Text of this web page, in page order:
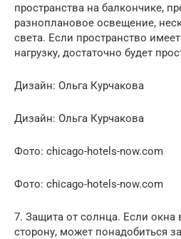
пространства на балкончике,
разноплановое освещение,
света. Если пространство
нагрузку, достаточно будет
Дизайн: Ольга Курчакова
Дизайн: Ольга Курчакова
Фото: chicago-hotels-now.com
Фото: chicago-hotels-now.com
7. Защита от солнца. Если окна
сторону, может понадобиться